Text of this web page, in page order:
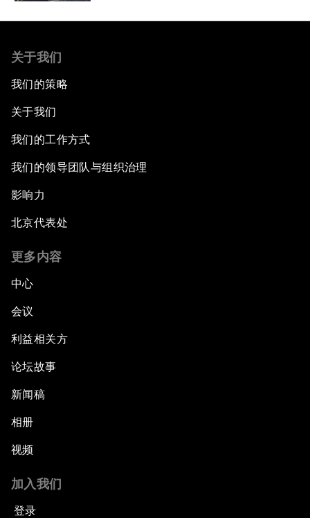
关于我们
我们的策略
关于我们
我们的工作方式
我们的领导团队与组织治理
影响力
北京代表处
更多内容
中心
会议
利益相关方
论坛故事
新闻稿
相册
视频
加入我们
登录